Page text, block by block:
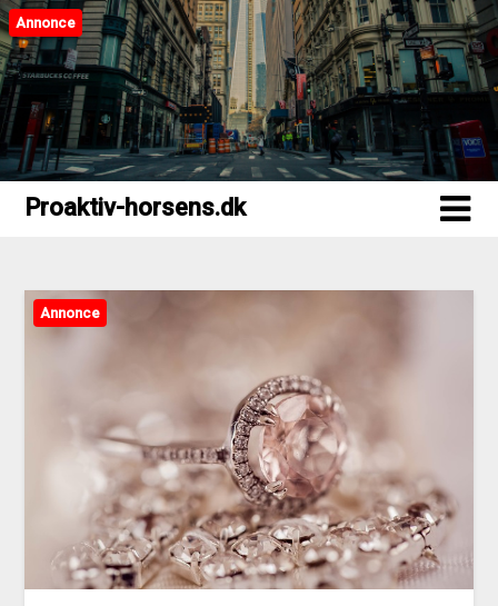
Proaktiv-horsens.dk
Annonce
Proaktiv-horsens.dk
Annonce